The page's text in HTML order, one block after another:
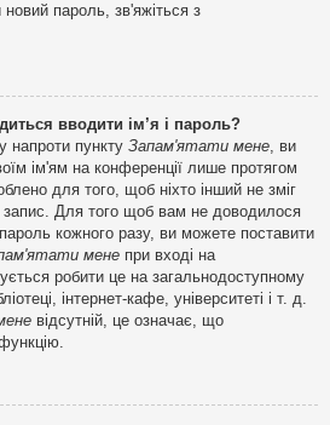
пароль, зв'яжіться з
вводити ім’я і пароль?
напроти пункту Запам'ятати мене , ви
ім'ям на конференції лише протягом
для того, щоб ніхто інший не зміг
запис. Для того щоб вам не доводилося
кожного разу, ви можете поставити
мене при вході на
робити це на загальнодоступному
інтернет-кафе, університеті і т. д.
відсутній, це означає, що